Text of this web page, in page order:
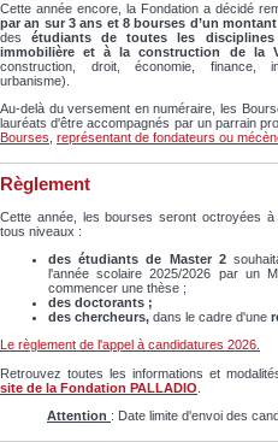
Cette année encore, la Fondation a décidé
par an sur 3 ans et 8 bourses d’un
desétudiants de toutes les disciplines
immobilière et à la construction de la
construction, droit, économie, finance,
urbanisme).
Au-delà du versement en numéraire, les
lauréats d'être accompagnés par un parrain
Bourses représentant de fondateurs ou
Règlement
Cette année, les bourses seront octroyées
tous niveaux :
des étudiants de Master 2
l'année scolaire 2025/2026 par un
commencer une thèse ;
des doctorants ;
des chercheurs, dans le cadre d'une
Le règlement de l'appel à candidatures 2026.
Retrouvez toutes les informations et
site de la Fondation PALLADIO
Attention : Date limite d'envoi des